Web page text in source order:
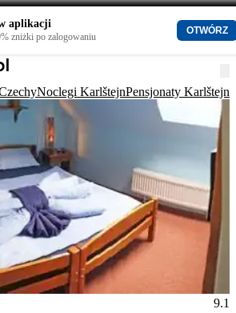
aplikacji
zniżki po zalogowaniu
OTWÓRZ
Noclegi KarlštejnPensjonaty Karlštejn
9.1